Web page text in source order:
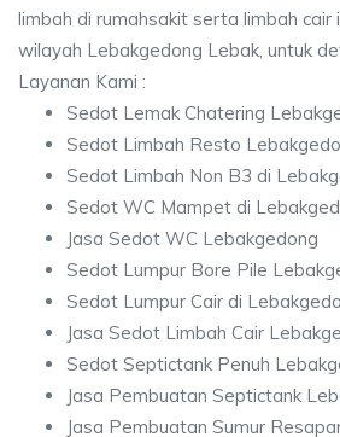
limbah di rumahsakit serta limbah cair
wilayah Lebakgedong Lebak, untuk
Layanan Kami :
Sedot Lemak Chatering
Sedot Limbah Resto
Sedot Limbah Non B3 di
Sedot WC Mampet di
Jasa Sedot WC Lebakgedong
Sedot Lumpur Bore Pile
Sedot Lumpur Cair di
Jasa Sedot Limbah Cair
Sedot Septictank Penuh
Jasa Pembuatan Septictank
Jasa Pembuatan Sumur